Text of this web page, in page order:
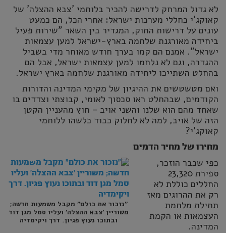
לא גדול המרחק לדרישה להכיר בלוחמי 'צבא ההצלה' של
קאוקג'י כחללי מערכות ישראל: אחרי הכל, הם כמעט
עונים על דרישות החוק, המגדיר בין השאר "שירות פעיל
ביחידה מאורגנת שלחמה בארץ-ישראל למען עצמאות
ישראל". אמנם הם קמו בערך חודש מאוחר מדי בשביל
ההגדרה, וגם לא נלחמו למען עצמאות ישראל, אבל הם
בהחלט השתייכו ליחידה מאורגנת שלחמה בארץ ישראל.
ואם מטשטשים את ההיגיון של מקימי המדינה והדורות
הקודמים, שבהחלט ראו סכסוך לאומי, קבוצתי וצדדים בו
שאחד מהם הוא שלנו והשני אויב – חוץ מהעניין הקטן
הזה של אויב, למה לא לחלוק כבוד כלשהו ללוחמי
קאוקג'י?
מחירו של מחיר הדמים
"נזכור את כולם" מקבל משמעות חדשה;
משוריין 'צבא ההצלה' ועליו סמל מגן דוד
ובתוכו נעוץ פגיון. דרך ויקימדיה
כפי שכבר הוזכר,
ספירת 23,320
החללים כוללת לא
רק את ההרוגים מאז
תחילת מלחמת
העצמאות או הקמת
המדינה.